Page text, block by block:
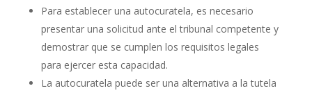
Para establecer una autocuratela, es necesario
presentar una solicitud ante el tribunal competente y
demostrar que se cumplen los requisitos legales
para ejercer esta capacidad.
La autocuratela puede ser una alternativa a la tutela